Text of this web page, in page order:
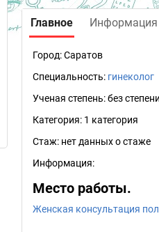
Главное Информация
Город:Саратов
Специальность: гинеколог
Ученая степень:без степени
Категория: 1 категория
Стаж: нет данных о стаже
Информация:
Место работы.
Женская консультация